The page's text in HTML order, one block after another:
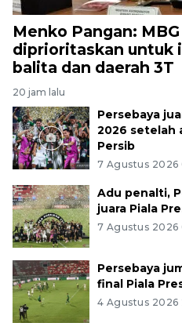
Menko Pangan: MBG
diprioritaskan untuk
balita dan daerah 3T
20 jam lalu
Persebaya
2026 setelah
Persib
7 Agustus 2026
Adu penalti,
juara Piala
7 Agustus 2026
Persebaya
final Piala
4 Agustus 2026